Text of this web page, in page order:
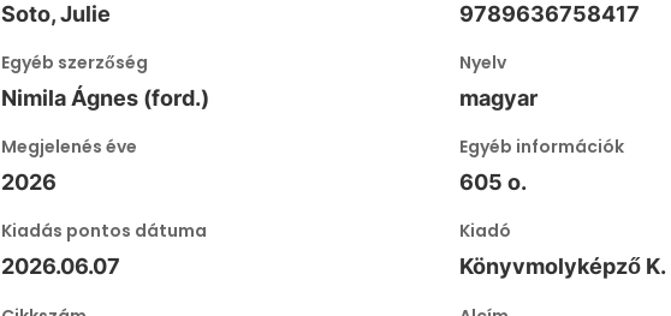
Soto, Julie 9789636758417
Egyéb szerzőség
Nimila Ágnes (ford.)
Nyelv
magyar
Megjelenés éve
2026
Egyéb információk
605 o.
Kiadás pontos dátuma
2026.06.07
Kiadó
Könyvmolyképző K.